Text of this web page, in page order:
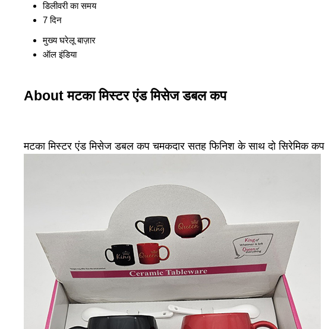
डिलीवरी का समय
7 दिन
मुख्य घरेलू बाज़ार
ऑल इंडिया
About मटका मिस्टर एंड मिसेज डबल कप
मटका मिस्टर एंड मिसेज डबल कप चमकदार सतह फिनिश के साथ दो सिरेमिक